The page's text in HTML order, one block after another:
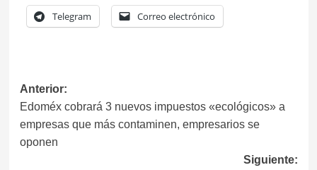
Telegram Correo electrónico
Anterior:
Edoméx cobrará 3 nuevos impuestos «ecológicos» a
empresas que más contaminen, empresarios se
oponen
Siguiente: